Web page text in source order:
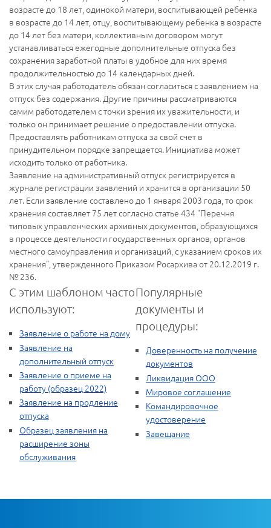
возрасте до 18 лет, одинокой матери, воспитывающей ребенка
в возрасте до 14 лет, отцу, воспитывающему ребенка в возрасте
до 14 лет без матери, коллективным договором могут
устанавливаться ежегодные дополнительные отпуска без
сохранения заработной платы в удобное для них время
продолжительностью до 14 календарных дней.
В этих случая работодатель обязан согласиться с заявлением на
отпуск без содержания. Другие причины рассматриваются
самим работодателем с точки зрения их уважительности, и
только он принимает решение о предоставлении отпуска.
Предоставлять работникам отпуска за свой счет в
принудительном порядке запрещается. Инициатива может
исходить только от работника.
Заявление на административный отпуск регистрируется в
журнале регистрации заявлений и хранится в организации 50
лет. Если заявление составлено до 1 января 2003 года, то срок
хранения составляет 75 лет согласно статье 434 "Перечня
типовых управленческих архивных документов, образующихся
в процессе деятельности государственных органов, органов
местного самоуправления и организаций, с указанием сроков их
хранения", утвержденного Приказом Росархива от 20.12.2019 г.
№ 236.
С этим шаблоном часто
используют:
Заявление о работе на дому
Заявление на
дополнительный отпуск
Заявление о приеме на
работу (образец 2022)
Заявление на продление
отпуска
Образец заявления на
расширение зоны
обслуживания
Популярные
документы и
процедуры:
Доверенность на получение
документов
Ликвидация ООО
Мировое соглашение
Командировочное
удостоверение
Завещание